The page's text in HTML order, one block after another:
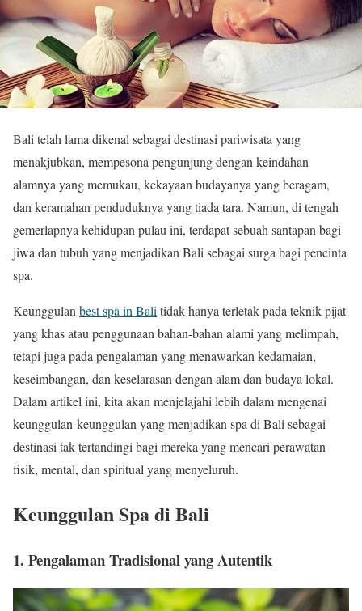
Bali telah lama dikenal sebagai destinasi pariwisata yang
menakjubkan, mempesona pengunjung dengan keindahan
alamnya yang memukau, kekayaan budayanya yang beragam,
dan keramahan penduduknya yang tiada tara. Namun, di tengah
gemerlapnya kehidupan pulau ini, terdapat sebuah santapan bagi
jiwa dan tubuh yang menjadikan Bali sebagai surga bagi pencinta
spa.
Keunggulanbest spa in Balitidak hanya terletak pada teknik pijat
yang khas atau penggunaan bahan-bahan alami yang melimpah,
tetapi juga pada pengalaman yang menawarkan kedamaian,
keseimbangan, dan keselarasan dengan alam dan budaya lokal.
Dalam artikel ini, kita akan menjelajahi lebih dalam mengenai
keunggulan-keunggulan yang menjadikan spa di Bali sebagai
destinasi tak tertandingi bagi mereka yang mencari perawatan
fisik, mental, dan spiritual yang menyeluruh.
Keunggulan Spa di Bali
1. Pengalaman Tradisional yang Autentik